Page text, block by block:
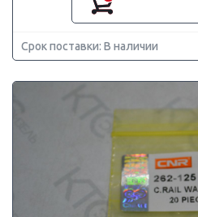
Срок поставки: В наличии